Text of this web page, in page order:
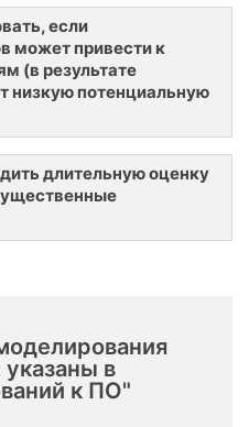
если
может привести к
(в результате
низкую потенциальную
длительную оценку
в
к ПО"